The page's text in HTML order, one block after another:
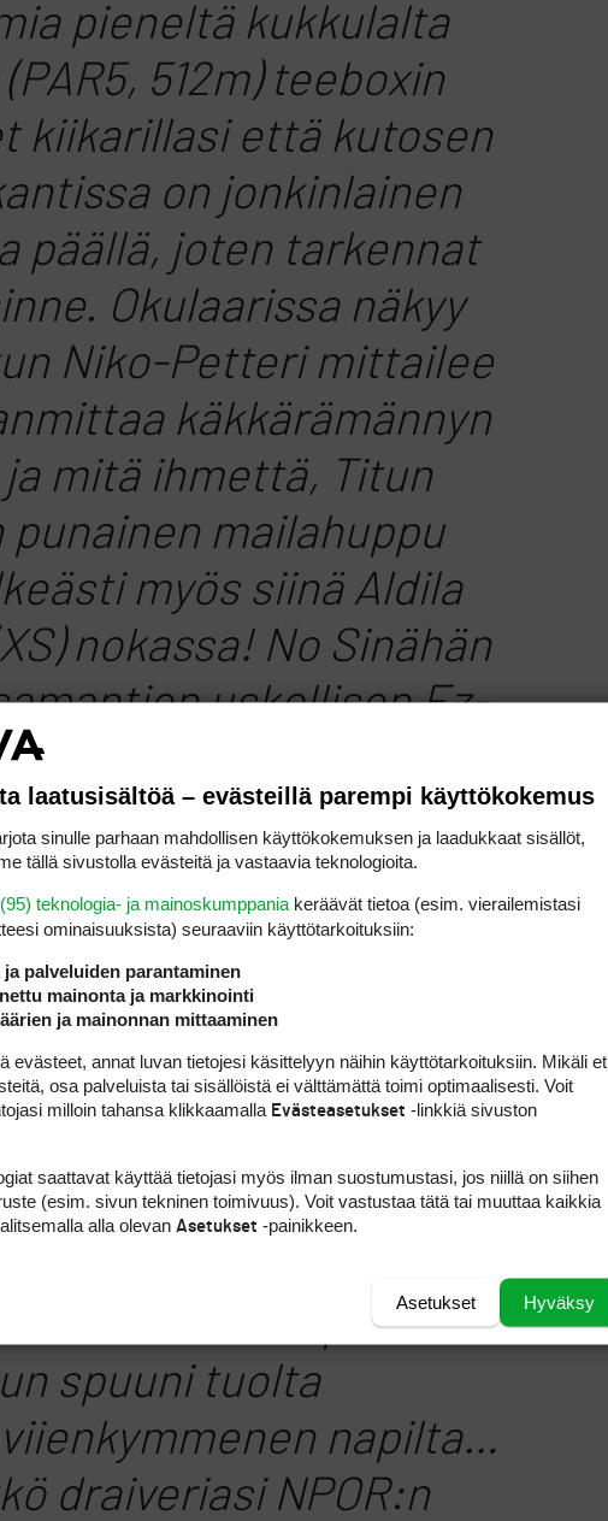
pieneltä kukkulalta
512m) teeboxin
kiikarillasi että kutosen
on jonkinlainen
päällä, joten tarkennat
Okulaarissa näkyy
Niko-Petteri mittailee
käkkärämännyn
mitä ihmettä, Titun
punainen mailahuppu
myös siinä Aldila
nokassa! No Sinähän
uskollisen Ez-
ja lähdet
tätä tapahtunutta.
ovat Niko-Petteri
jo selvinneet
ja siirtyneet seiskan
alamäkeen) teelle, misä
puhutteluun:
Petteri, oliko Sinulla
paikan tilanne
vähän tohon puskaan
spuuni tuolta
napilta…
draiveriasi NPOR:n
laatusisältöä – evästeillä parempi käyttökokemus
sinulle parhaan mahdollisen käyttökokemuksen ja laadukkaat sisällöt,
tällä sivustolla evästeitä ja vastaavia teknologioita.
(95) teknologia- ja mainoskumppania keräävät tietoa (esim. vierailemis­tasi
ominaisuuk­sista) seuraaviin käyttötarkoituksiin:
palveluiden parantaminen
mainonta ja markkinointi
ja mainonnan mittaaminen
evästeet, annat luvan tietojesi käsittelyyn näihin käyttötarkoituksiin. Mikäli et
osa palveluista tai sisällöistä ei välttämättä toimi optimaalisesti. Voit
milloin tahansa klikkaamalla Evästeasetukset -linkkiä sivuston
saattavat käyttää tietojasi myös ilman suostumustasi, jos niillä on siihen
(esim. sivun tekninen toimivuus). Voit vastustaa tätä tai muuttaa kaikkia
alla olevan Asetukset -painikkeen.
Hyväksy
Asetukset